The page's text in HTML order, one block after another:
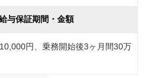
与保証期間・金額
円、乗務開始後3ヶ月間30万